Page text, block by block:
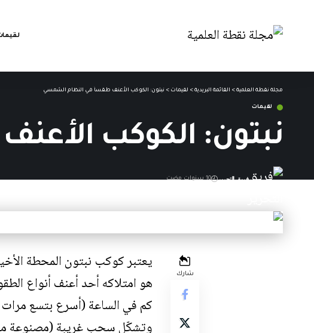
مجلة نقطة العلمية > القائمة البريدية > لقيمات > نبتون: الكوكب الأعنف طقساً في النظام الشمسي
لقيمات
نبتون: الكوكب
فريق التحرير 10 سنوات مضت
شارك
كم في الساعة (أسرع بتسع
وتشكّل سحب غريبة (مصنوعة من